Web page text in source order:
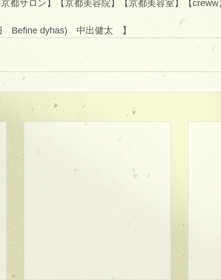
京都サロン】【京都美容院】【京都美容室】【creww
Befine dyhas)　中出健太　】